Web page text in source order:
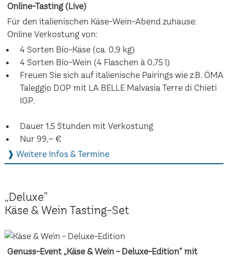
Online-Tasting (Live)
Für den italienischen Käse-Wein-Abend zuhause:
Online Verkostung von:
4 Sorten Bio-Käse (ca. 0,9 kg)
4 Sorten Bio-Wein (4 Flaschen à 0,75 l)
Freuen Sie sich auf italienische Pairings wie z.B. ÖMA
Taleggio DOP mit LA BELLE Malvasia Terre di Chieti
IGP.
Dauer 1,5 Stunden mit Verkostung
Nur 99,– €
❱ Weitere Infos & Termine
„Deluxe”
Käse & Wein Tasting-Set
Genuss-Event „Käse & Wein - Deluxe-Edition“ mit